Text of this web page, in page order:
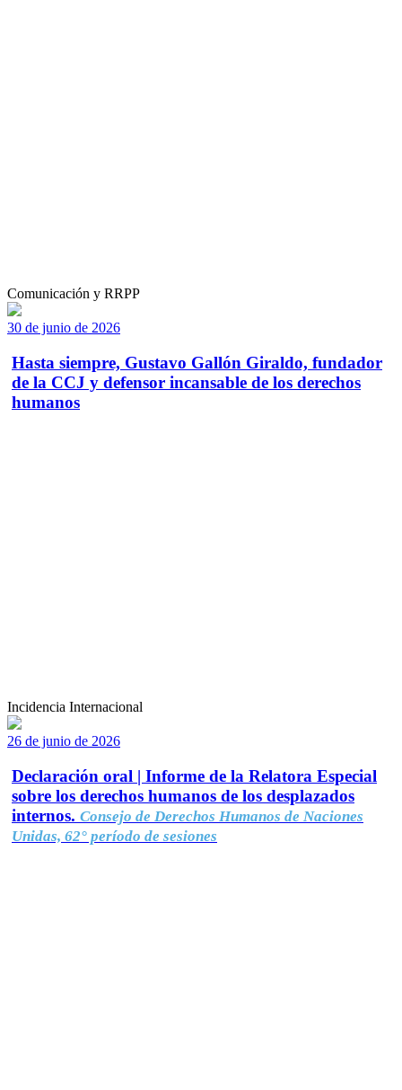
Comunicación y RRPP
30 de junio de 2026
Hasta siempre, Gustavo Gallón Giraldo, fundador
de la CCJ y defensor incansable de los derechos
humanos
Incidencia Internacional
26 de junio de 2026
Declaración oral | Informe de la Relatora Especial
sobre los derechos humanos de los desplazados
internos. Consejo de Derechos Humanos de Naciones
Unidas, 62° período de sesiones